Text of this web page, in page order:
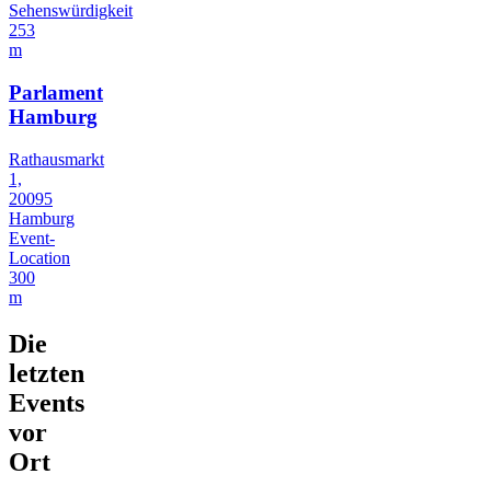
Sehenswürdigkeit
253
m
Parlament
Hamburg
Rathausmarkt
1,
20095
Hamburg
Event-
Location
300
m
Die
letzten
Events
vor
Ort